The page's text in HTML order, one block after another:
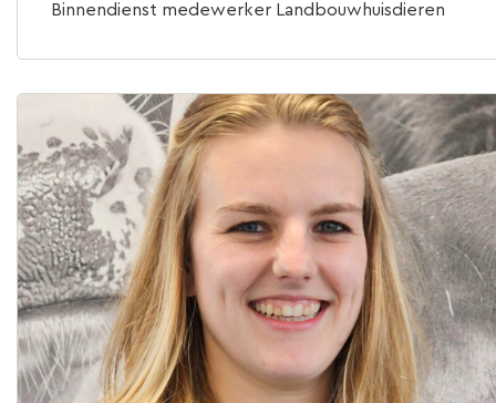
Binnendienst medewerker Landbouwhuisdieren